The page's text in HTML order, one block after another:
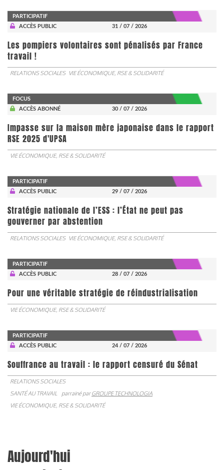
PARTICIPATIF
ACCÈS PUBLIC
31 / 07 / 2026
Les pompiers volontaires sont pénalisés par France
travail !
RELATIONS SOCIALES VIE ÉCONOMIQUE, RSE & SOLIDARITÉ
FOCUS
ACCÈS ABONNÉ
30 / 07 / 2026
Impasse sur la maison mère japonaise dans le rapport
RSE 2025 d'UPSA
VIE ÉCONOMIQUE, RSE & SOLIDARITÉ
PARTICIPATIF
ACCÈS PUBLIC
29 / 07 / 2026
Stratégie nationale de l’ESS : l’État ne peut pas
gouverner par abstention
RELATIONS SOCIALES VIE ÉCONOMIQUE, RSE & SOLIDARITÉ
PARTICIPATIF
ACCÈS PUBLIC
28 / 07 / 2026
Pour une véritable stratégie de réindustrialisation
VIE ÉCONOMIQUE, RSE & SOLIDARITÉ
PARTICIPATIF
ACCÈS PUBLIC
24 / 07 / 2026
Souffrance au travail : le rapport censuré du Sénat
RELATIONS SOCIALES
SANTÉ AU TRAVAIL
parrainé parGROUPE TECHNOLOGIA
VIE ÉCONOMIQUE, RSE & SOLIDARITÉ
Aujourd'hui